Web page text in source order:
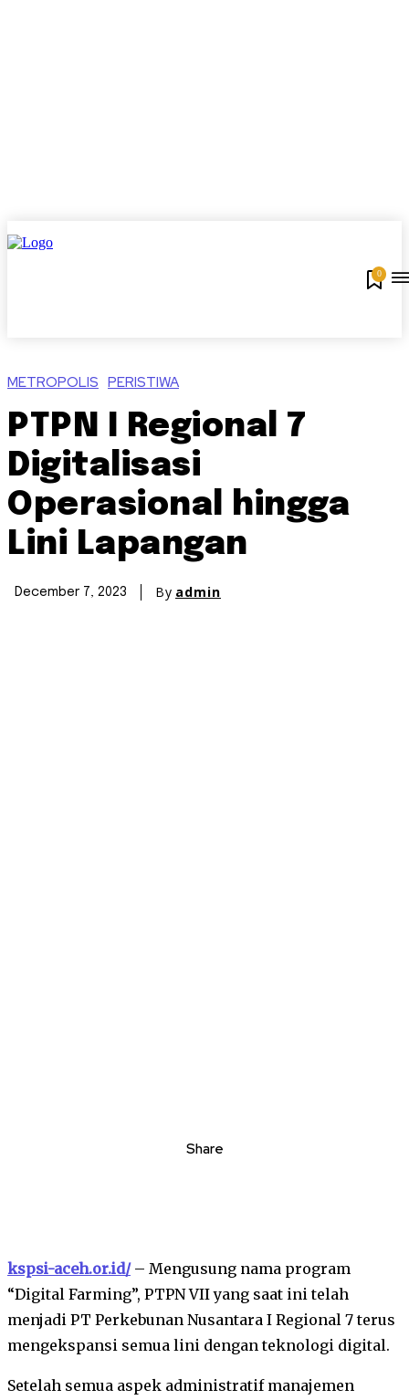
0
METROPOLIS PERISTIWA
PTPN I Regional 7
Digitalisasi
Operasional hingga
Lini Lapangan
December 7, 2023 By admin
Share
kspsi-aceh.or.id/– Mengusung nama program
“Digital Farming”, PTPN VII yang saat ini telah
menjadi PT Perkebunan Nusantara I Regional 7 terus
mengekspansi semua lini dengan teknologi digital.
Setelah semua aspek administratif manajemen